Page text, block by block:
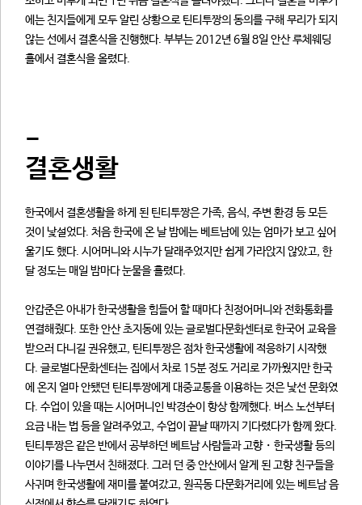
에는 친지들에게 모두 알린 상황으로 틴티투짱의 동의를 구해 무리가 되지
않는 선에서 결혼식을 진행했다. 부부는 2012년 6월 8일 안산 루체웨딩
홀에서 결혼식을 올렸다.
-
결혼생활
한국에서 결혼생활을 하게 된 틴티투짱은 가족, 음식, 주변 환경 등 모든
것이 낯설었다. 처음 한국에 온 날 밤에는 베트남에 있는 엄마가 보고 싶어
울기도 했다. 시어머니와 시누가 달래주었지만 쉽게 가라앉지 않았고, 한
달 정도는 매일 밤마다 눈물을 흘렸다.
안갑준은 아내가 한국생활을 힘들어 할 때마다 친정어머니와 전화통화를
연결해줬다. 또한 안산 초지동에 있는 글로벌다문화센터로 한국어 교육을
받으러 다니길 권유했고, 틴티투짱은 점차 한국생활에 적응하기 시작했
다. 글로벌다문화센터는 집에서 차로 15분 정도 거리로 가까웠지만 한국
에 온지 얼마 안됐던 틴티투짱에게 대중교통을 이용하는 것은 낯선 문화였
다. 수업이 있을 때는 시어머니인 박경순이 항상 함께했다. 버스 노선부터
요금 내는 법 등을 알려주었고, 수업이 끝날 때까지 기다렸다가 함께 왔다.
틴티투짱은 같은 반에서 공부하던 베트남 사람들과 고향・한국생활 등의
이야기를 나누면서 친해졌다. 그러 던 중 안산에서 알게 된 고향 친구들을
사귀며 한국생활에 재미를 붙여갔고, 원곡동 다문화거리에 있는 베트남 음